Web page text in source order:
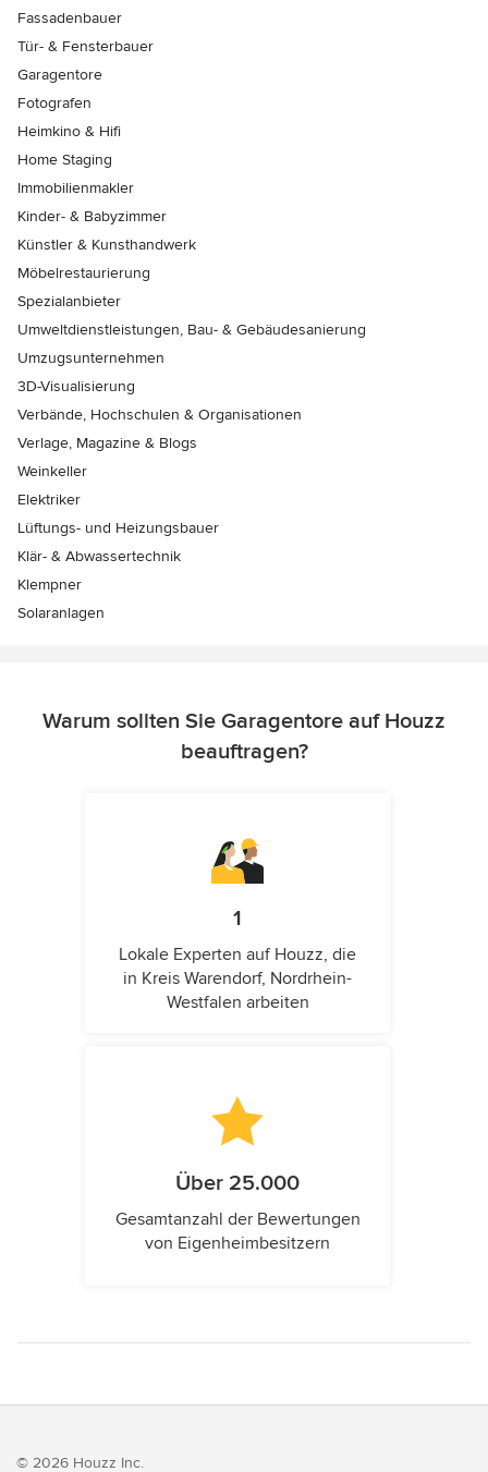
Fassadenbauer
Tür- & Fensterbauer
Garagentore
Fotografen
Heimkino & Hifi
Home Staging
Immobilienmakler
Kinder- & Babyzimmer
Künstler & Kunsthandwerk
Möbelrestaurierung
Spezialanbieter
Umweltdienstleistungen, Bau- & Gebäudesanierung
Umzugsunternehmen
3D-Visualisierung
Verbände, Hochschulen & Organisationen
Verlage, Magazine & Blogs
Weinkeller
Elektriker
Lüftungs- und Heizungsbauer
Klär- & Abwassertechnik
Klempner
Solaranlagen
Warum sollten Sie Garagentore auf Houzz
beauftragen?
1
Lokale Experten auf Houzz, die
in Kreis Warendorf, Nordrhein-
Westfalen arbeiten
Über 25.000
Gesamtanzahl der Bewertungen
von Eigenheimbesitzern
© 2026 Houzz Inc.